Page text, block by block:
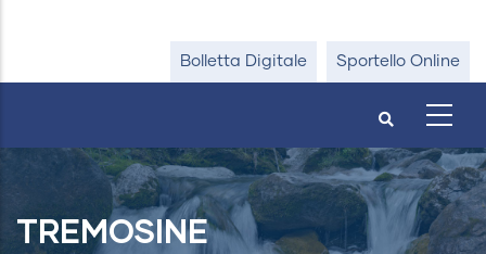
Bolletta Digitale Sportello Online
TREMOSINE